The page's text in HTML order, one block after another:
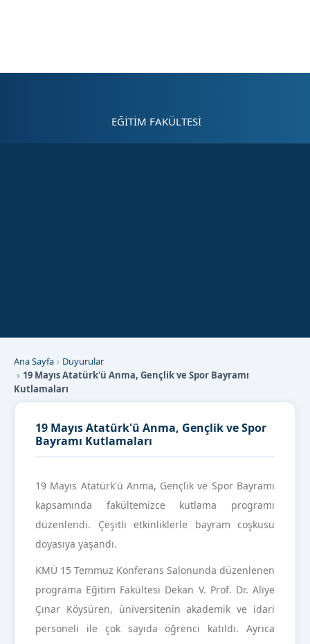
EĞİTİM FAKÜLTESİ
Ana Sayfa
Duyurular
19 Mayıs Atatürk'ü Anma, Gençlik ve Spor Bayramı
Kutlamaları
19 Mayıs Atatürk'ü Anma, Gençlik ve Spor
Bayramı Kutlamaları
19 Mayıs Atatürk'ü Anma, Gençlik ve Spor Bayramı
kapsamında fakültemizce kutlama programı
düzenlendi. Çeşitli etkinliklerle bayram coşkusu
doyasıya yaşandı.
KMÜ 15 Temmuz Konferans Salonunda düzenlenen
programa Eğitim Fakültesi Dekan V. Prof. Dr. Aliye
Çınar Köysüren, üniversitenin akademik ve idari
personeli ile çok sayıda öğrenci katıldı. Ayrıca